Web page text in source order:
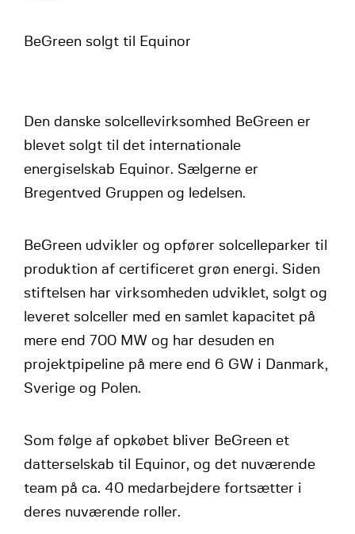
BeGreen solgt til Equinor
Den danske solcellevirksomhed BeGreen er
blevet solgt til det internationale
energiselskab Equinor. Sælgerne er
Bregentved Gruppen og ledelsen.
BeGreen udvikler og opfører solcelleparker til
produktion af certificeret grøn energi. Siden
stiftelsen har virksomheden udviklet, solgt og
leveret solceller med en samlet kapacitet på
mere end 700 MW og har desuden en
projektpipeline på mere end 6 GW i Danmark,
Sverige og Polen.
Som følge af opkøbet bliver BeGreen et
datterselskab til Equinor, og det nuværende
team på ca. 40 medarbejdere fortsætter i
deres nuværende roller.